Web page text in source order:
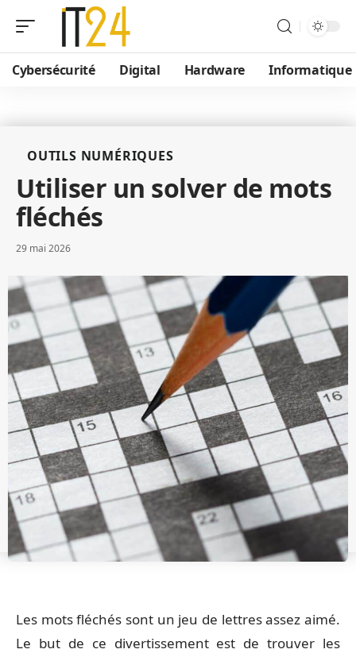
Cybersécurité Digital Hardware Informatique
OUTILS NUMÉRIQUES
Utiliser un solver de mots
fléchés
29 mai 2026
Les mots fléchés sont un jeu de lettres assez aimé.
Le but de ce divertissement est de trouver les